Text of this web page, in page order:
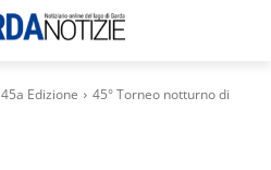
45a Edizione
45° Torneo notturno di